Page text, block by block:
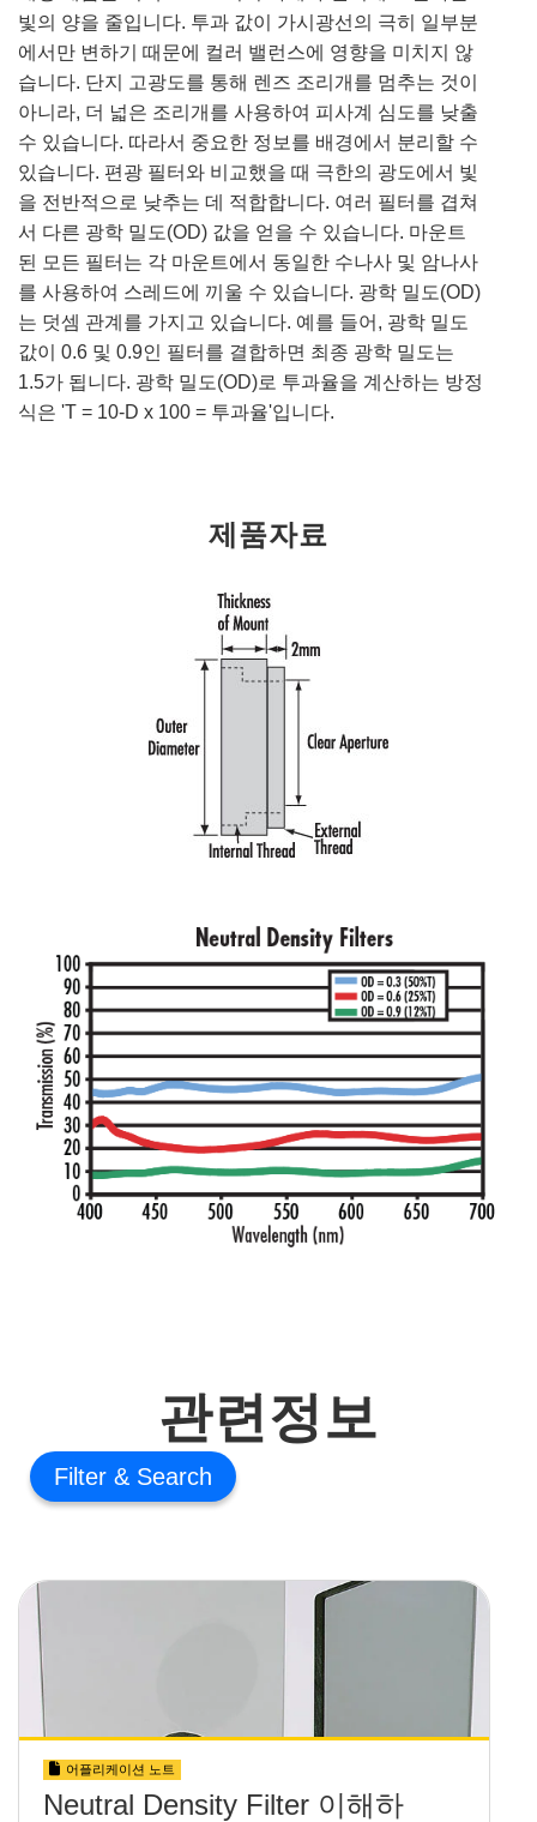
빛의 양을 줄입니다. 투과 값이 가시광선의 극히 일부분
에서만 변하기 때문에 컬러 밸런스에 영향을 미치지 않
습니다. 단지 고광도를 통해 렌즈 조리개를 멈추는 것이
아니라, 더 넓은 조리개를 사용하여 피사계 심도를 낮출
수 있습니다. 따라서 중요한 정보를 배경에서 분리할 수
있습니다. 편광 필터와 비교했을 때 극한의 광도에서 빛
을 전반적으로 낮추는 데 적합합니다. 여러 필터를 겹쳐
서 다른 광학 밀도(OD) 값을 얻을 수 있습니다. 마운트
된 모든 필터는 각 마운트에서 동일한 수나사 및 암나사
를 사용하여 스레드에 끼울 수 있습니다. 광학 밀도(OD)
는 덧셈 관계를 가지고 있습니다. 예를 들어, 광학 밀도
값이 0.6 및 0.9인 필터를 결합하면 최종 광학 밀도는
1.5가 됩니다. 광학 밀도(OD)로 투과율을 계산하는 방정
식은 'T = 10-D x 100 = 투과율'입니다.
제품자료
관련정보
Filter
어플리케이션 노트
Neutral Density Filter 이해하